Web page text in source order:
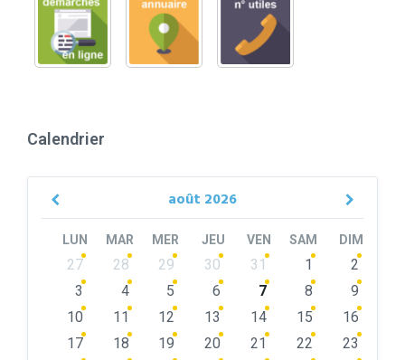
Calendrier
août 2026
Previous
LUN MAR MER JEU VEN SAM DIM
Skip
calendar
27 28 29 30 31 1
2
3
4 5 6 7 8
9
10
11 12 13 14 15
16
17
18 19 20 21 22
23